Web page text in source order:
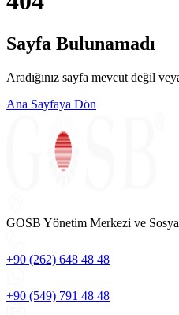
Sayfa Bulunamadı
Aradığınız sayfa mevcut değil
Ana Sayfaya Dön
GOSB Yönetim Merkezi ve
+90 (262) 648 48 48
+90 (549) 791 48 48